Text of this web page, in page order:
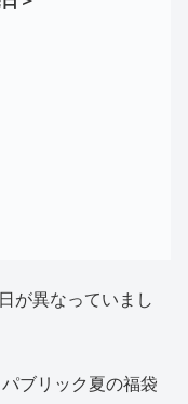
が異なっていまし
ブリック夏の福袋